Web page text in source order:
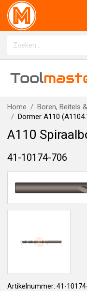
Tool
Home Boren, Beitels
Dormer A110
A110
41-10174-706
Artikelnummer: 41-